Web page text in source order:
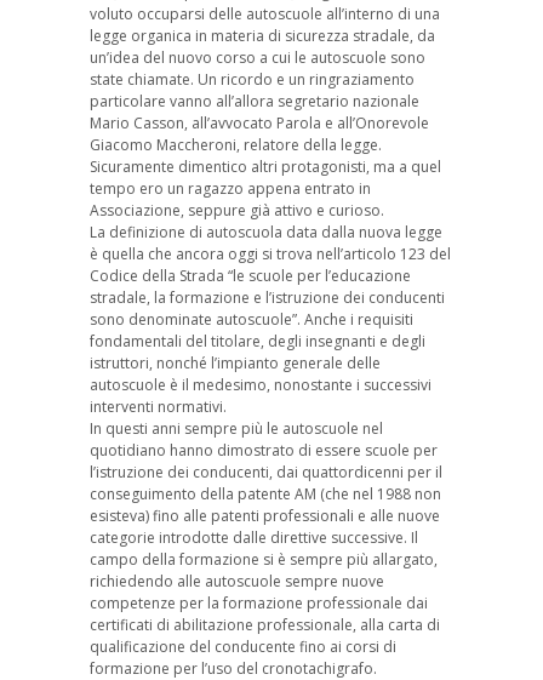
voluto occuparsi delle autoscuole all’interno di una
legge organica in materia di sicurezza stradale, da
un’idea del nuovo corso a cui le autoscuole sono
state chiamate. Un ricordo e un ringraziamento
particolare vanno all’allora segretario nazionale
Mario Casson, all’avvocato Parola e all’Onorevole
Giacomo Maccheroni, relatore della legge.
Sicuramente dimentico altri protagonisti, ma a quel
tempo ero un ragazzo appena entrato in
Associazione, seppure già attivo e curioso.
La definizione di autoscuola data dalla nuova legge
è quella che ancora oggi si trova nell’articolo 123 del
Codice della Strada “le scuole per l’educazione
stradale, la formazione e l’istruzione dei conducenti
sono denominate autoscuole”. Anche i requisiti
fondamentali del titolare, degli insegnanti e degli
istruttori, nonché l’impianto generale delle
autoscuole è il medesimo, nonostante i successivi
interventi normativi.
In questi anni sempre più le autoscuole nel
quotidiano hanno dimostrato di essere scuole per
l’istruzione dei conducenti, dai quattordicenni per il
conseguimento della patente AM (che nel 1988 non
esisteva) fino alle patenti professionali e alle nuove
categorie introdotte dalle direttive successive. Il
campo della formazione si è sempre più allargato,
richiedendo alle autoscuole sempre nuove
competenze per la formazione professionale dai
certificati di abilitazione professionale, alla carta di
qualificazione del conducente fino ai corsi di
formazione per l’uso del cronotachigrafo.